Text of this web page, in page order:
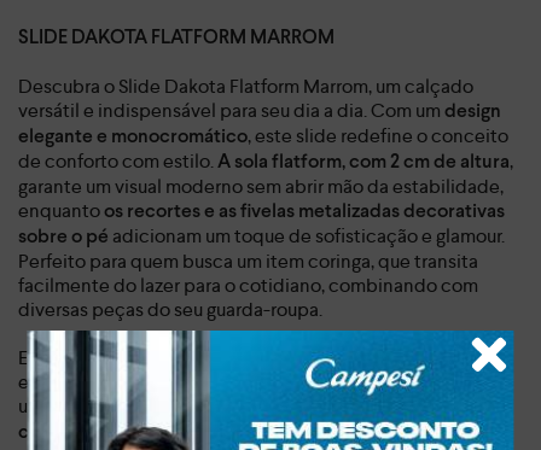
SLIDE DAKOTA FLATFORM MARROM
Descubra o Slide Dakota Flatform Marrom, um calçado
versátil e indispensável para seu dia a dia. Com um design
elegante e monocromático, este slide redefine o conceito
de conforto com estilo. A sola flatform, com 2 cm de altura,
garante um visual moderno sem abrir mão da estabilidade,
enquanto os recortes e as fivelas metalizadas decorativas
sobre o pé adicionam um toque de sofisticação e glamour.
Perfeito para quem busca um item coringa, que transita
facilmente do lazer para o cotidiano, combinando com
diversas peças do seu guarda-roupa.
Este slide foi pensado para a mulher moderna e
empoderada, que valoriza a praticidade sem abrir mão de
um visual autêntico e atual.
caminhar com confiança
. O material sintético de alta